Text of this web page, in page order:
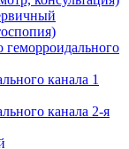
канала 1
канала 2-я